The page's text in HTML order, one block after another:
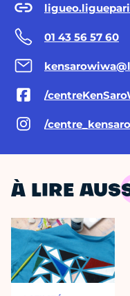
01 43 56 57 60
/
/
À LIRE